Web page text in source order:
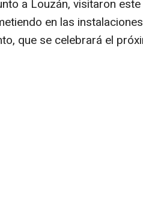
a Louzán, visitaron este
en las instalaciones
que se celebrará el